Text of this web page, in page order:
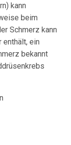
kann
beim
Schmerz kann
enthält, ein
bekannt